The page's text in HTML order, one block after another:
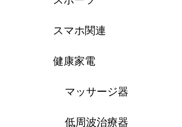
スマホ関連
健康家電
マッサージ器
低周波治療器